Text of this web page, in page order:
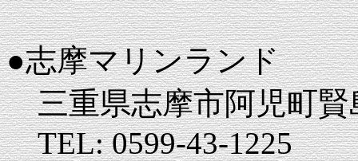
●志摩マリンランド
三重県志摩市阿児町賢
TEL: 0599-43-1225